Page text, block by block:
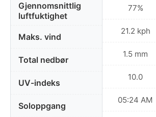
Gjennomsnittlig
luftfuktighet
Maks. vind
Total nedbør
UV-indeks
Soloppgang
77%
21.2 kph
1.5 mm
10.0
05:24 AM